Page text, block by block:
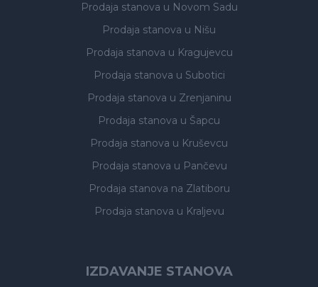
Prodaja stanova u Novom Sadu
Prodaja stanova u Nišu
Prodaja stanova u Kragujevcu
Prodaja stanova u Subotici
Prodaja stanova u Zrenjaninu
Prodaja stanova u Šapcu
Prodaja stanova u Kruševcu
Prodaja stanova u Pančevu
Prodaja stanova na Zlatiboru
Prodaja stanova u Kraljevu
IZDAVANJE STANOVA